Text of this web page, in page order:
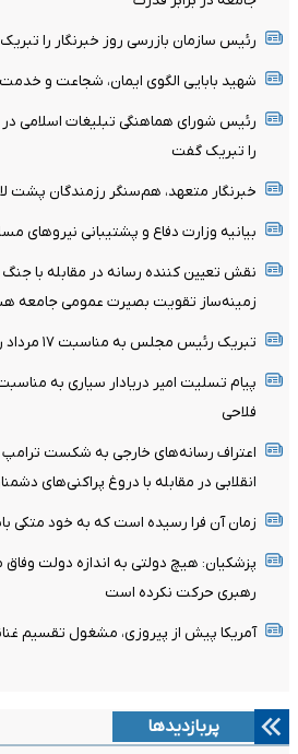
رئیس سازمان بازرسی روز خبرنگار را
شهید بابایی الگوی ایمان، شجاعت و
را تبریک گفت
خبرنگار متعهد، هم‌سنگر رزمندگان پشت
بیانیه وزارت دفاع و پشتیبانی نیروهای
نقش تعیین کننده رسانه در مقابله با
زمینه‌ساز تقویت بصیرت عمومی جامعه
تبریک رئیس مجلس به مناسبت ۱۷ مرداد روز خبرنگار
پیام تسلیت امیر دریادار سیاری به
فلاحی
اعتراف رسانه‌های خارجی به شکست
انقلابی در مقابله با دروغ پراکنی‌های
زمان آن فرا رسیده است که به خود متکی
پزشکیان: هیچ دولتی به اندازه دولت
رهبری حرکت نکرده است
آمریکا پیش از پیروزی، مشغول تقسیم
پربازدیدها